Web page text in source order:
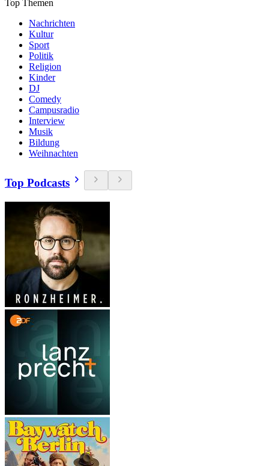
Top Themen
Nachrichten
Kultur
Sport
Politik
Religion
Kinder
DJ
Comedy
Campusradio
Interview
Musik
Bildung
Weihnachten
Top Podcasts